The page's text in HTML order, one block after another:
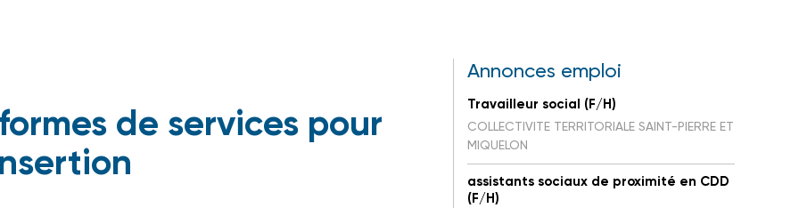
de services pour
Annonces emploi
Travailleur social (F/H)
COLLECTIVITE TERRITORIALE SAINT-PIERRE ET
MIQUELON
assistants sociaux de proximité en CDD
(F/H)